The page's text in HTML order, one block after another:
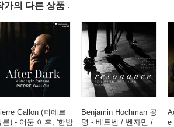
가의 다른 상품
Gallon (피에르
론) - 어둠 이후, '한밤
Benjamin Hochman 공
명 - 베토벤 / 벤자민 /
e